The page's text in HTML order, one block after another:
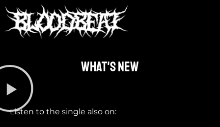
What's new​
Listen to the single also on: